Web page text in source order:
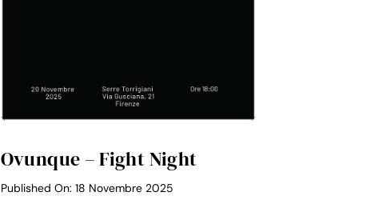
Ovunque – Fight Night
Published On: 18 Novembre 2025